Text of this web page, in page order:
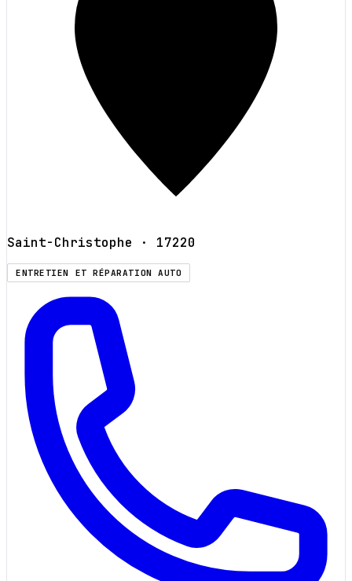
Saint-Christophe · 17220
ENTRETIEN ET RÉPARATION AUTO